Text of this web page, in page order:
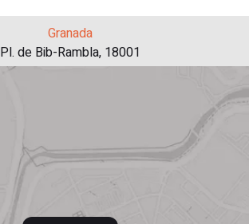
Granada
Pl. de Bib-Rambla, 18001